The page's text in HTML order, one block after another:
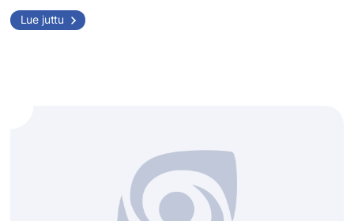
Lue juttu Kansainvälisyysvierailu
Pohjois-